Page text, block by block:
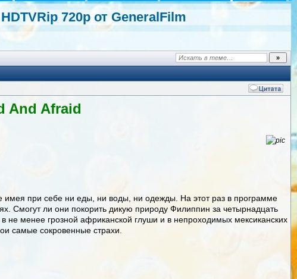
720p от GeneralFilm
And Afraid
при себе ни еды, ни воды, ни одежды. На этот раз в программе
Смогут ли они покорить дикую природу Филиппин за четырнадцать
менее грозной африканской глуши и в непроходимых мексиканских
самые сокровенные страхи.